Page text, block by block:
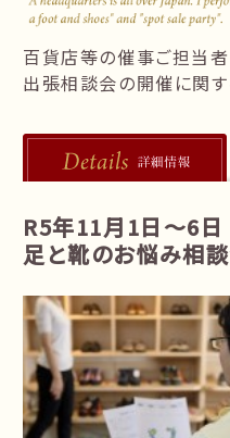
百貨店等の催事ご担当
出張相談会の開催に関
R5年11月1日～6日
足と靴のお悩み